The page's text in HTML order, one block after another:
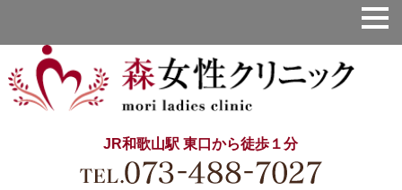
JR和歌山駅 東口から徒歩１分